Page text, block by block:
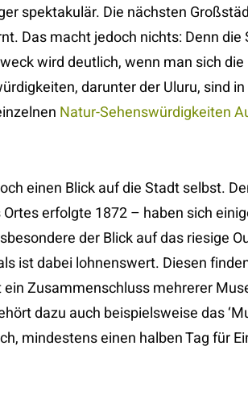
spektakulär. Die nächsten
Das macht jedoch nichts: Denn
wird deutlich, wenn man sich
darunter der Uluru, sind
Natur-Sehenswürdigkeiten
einen Blick auf die Stadt selbst.
erfolgte 1872 – haben sich
der Blick auf das riesige
ist dabei lohnenswert. Diesen
ein Zusammenschluss mehrerer
dazu auch beispielsweise das
mindestens einen halben Tag für